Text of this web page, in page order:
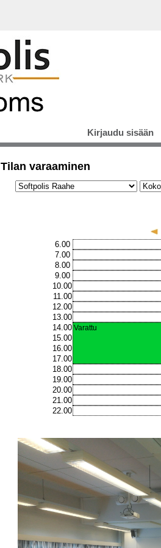
Kirjaudu sisään
Tilan varaaminen
6.00
7.00
8.00
9.00
10.00
11.00
12.00
13.00
14.00 Varattu
15.00
16.00
17.00
18.00
19.00
20.00
21.00
22.00